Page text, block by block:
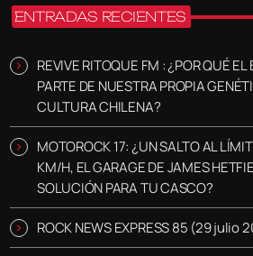
ENTRADAS RECIENTES
REVIVE RITOQUE FM : ¿POR QUÉ EL
PARTE DE NUESTRA PROPIA
CULTURA CHILENA?
MOTOROCK 17: ¿UN SALTO AL
KM/H, EL GARAGE DE JAMES
SOLUCIÓN PARA TU CASCO?
ROCK NEWS EXPRESS 85 (29 julio